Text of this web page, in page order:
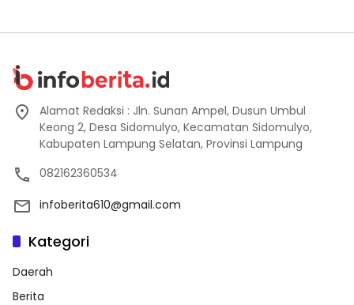
Alamat Redaksi : Jln. Sunan Ampel, Dusun Umbul
Keong 2, Desa Sidomulyo, Kecamatan Sidomulyo,
Kabupaten Lampung Selatan, Provinsi Lampung
082162360534
infoberita610@gmail.com
Kategori
Daerah
Berita